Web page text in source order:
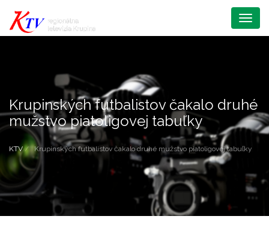
Menu
Krupinských futbalistov čakalo druhé
mužstvo piatoligovej tabuľky
KTV Krupinských futbalistov čakalo druhé mužstvo piatoligovej tabuľky